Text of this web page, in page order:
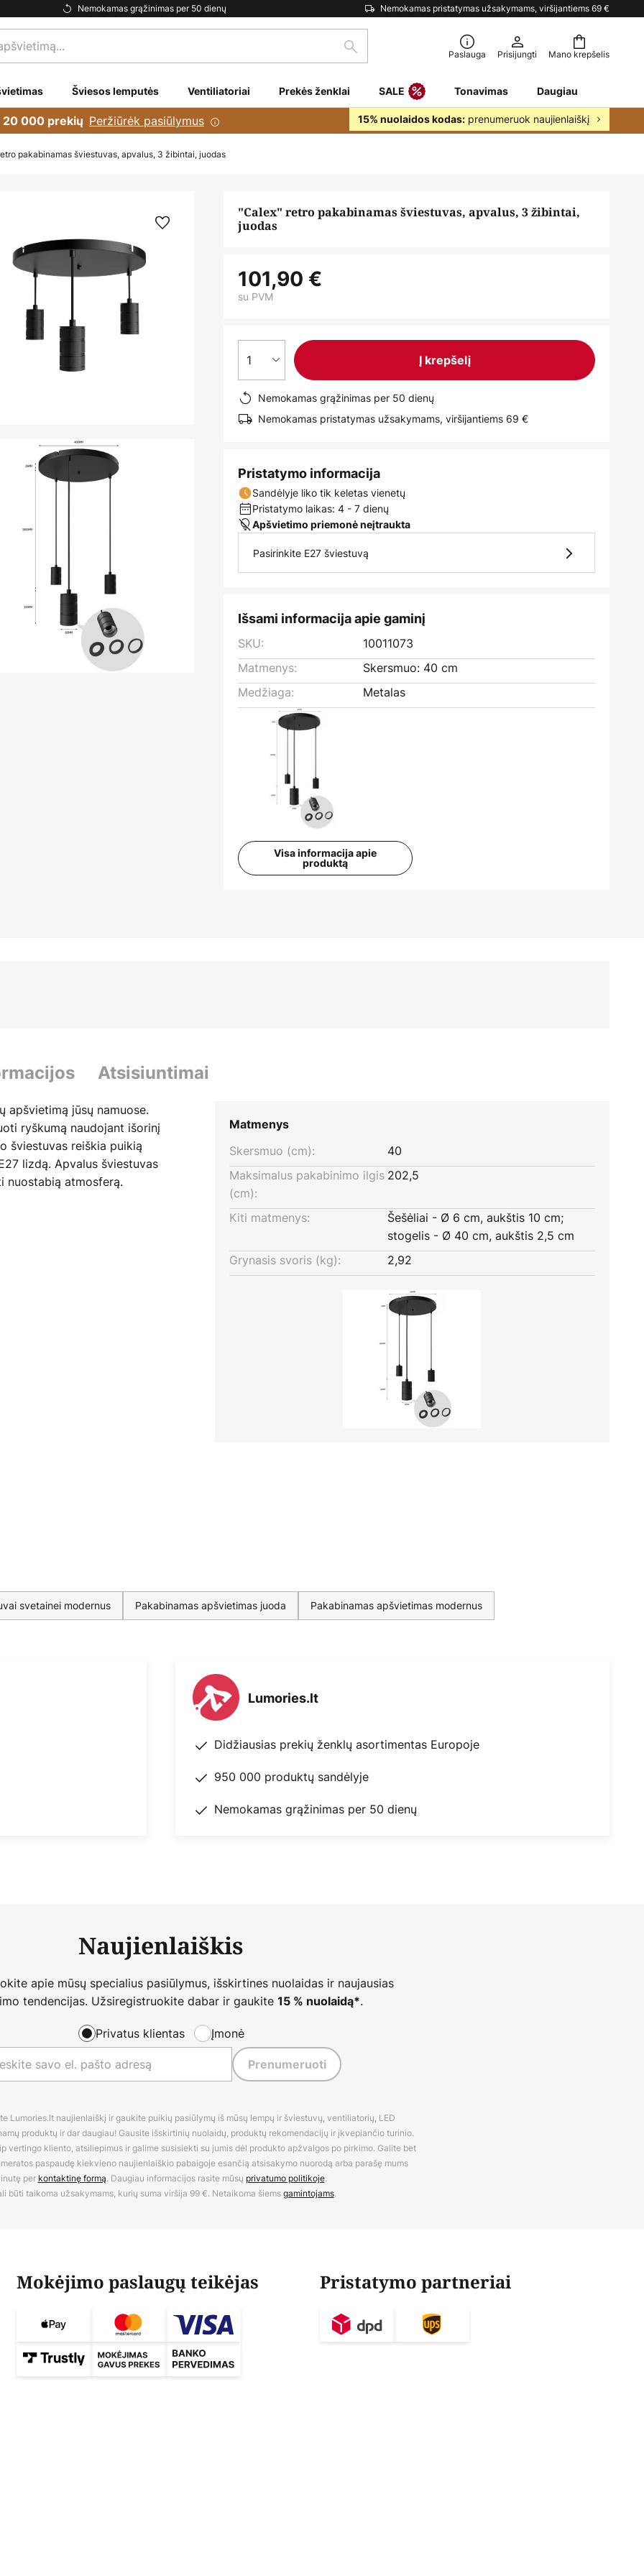
Nemokamas grąžinimas per 50 dienų Nemokamas pristatymas užsakymams, viršijantiems 69 €
Mano krepšelis
Paieška Paslauga Prisijungti
Šviesos lemputės Ventiliatoriai Prekės ženklai SALE Tonavimas Daugiau
20 000 prekių Peržiūrėk pasiūlymus 15% nuolaidos kodas: prenumeruok naujienlaiškį
pakabinamas šviestuvas, apvalus, 3 žibintai, juodas
"Calex" retro pakabinamas šviestuvas, apvalus, 3 žibintai,
juodas
101,90 €
su PVM
1 Į krepšelį
Nemokamas grąžinimas per 50 dienų
Nemokamas pristatymas užsakymams, viršijantiems 69 €
Pristatymo informacija
Sandėlyje liko tik keletas vienetų
Pristatymo laikas: 4 - 7 dienų
Apšvietimo priemonė neįtraukta
Pasirinkite E27 šviestuvą
Išsami informacija apie gaminį
SKU:
10011073
Matmenys:
Skersmuo: 40 cm
Medžiaga:
Metalas
Visa informacija apie
produktą
Atsisiuntimai
apšvietimą jūsų namuose.
ryškumą naudojant išorinį
šviestuvas reiškia puikią
lizdą. Apvalus šviestuvas
nuostabią atmosferą.
Matmenys
Skersmuo (cm):
40
Maksimalus pakabinimo ilgis
(cm):
202,5
Kiti matmenys:
Šešėliai - Ø 6 cm, aukštis 10 cm;
stogelis - Ø 40 cm, aukštis 2,5 cm
Grynasis svoris (kg):
2,92
svetainei modernus Pakabinamas apšvietimas juoda Pakabinamas apšvietimas modernus
Lumories.lt
Didžiausias prekių ženklų asortimentas Europoje
950 000 produktų sandėlyje
Nemokamas grąžinimas per 50 dienų
Naujienlaiškis
apie mūsų specialius pasiūlymus, išskirtines nuolaidas ir naujausias
tendencijas. Užsiregistruokite dabar ir gaukite 15 % nuolaidą*.
Privatus klientas Įmonė
Prenumeruoti
Lumories.lt naujienlaiškį ir gaukite puikių pasiūlymų iš mūsų lempų ir šviestuvų, ventiliatorių, LED
produktų ir dar daugiau! Gausite išskirtinių nuolaidų, produktų rekomendacijų ir įkvepiančio turinio.
vertingo kliento, atsiliepimus ir galime susisiekti su jumis dėl produkto apžvalgos po pirkimo. Galite bet
paspaudę kiekvieno naujienlaiškio pabaigoje esančią atsisakymo nuorodą arba parašę mums
per kontaktinę formą. Daugiau informacijos rasite mūsų privatumo politikoje.
būti taikoma užsakymams, kurių suma viršija 99 €. Netaikoma šiemsgamintojams.
Mokėjimo paslaugų teikėjas Pristatymo partneriai